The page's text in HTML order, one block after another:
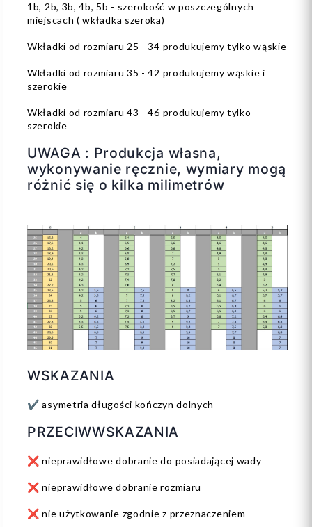
1b, 2b, 3b, 4b, 5b - szerokość w poszczególnych
miejscach ( wkładka szeroka)
Wkładki od rozmiaru 25 - 34 produkujemy tylko wąskie
Wkładki od rozmiaru 35 - 42 produkujemy wąskie i
szerokie
Wkładki od rozmiaru 43 - 46 produkujemy tylko
szerokie
UWAGA : Produkcja własna,
wykonywanie ręcznie, wymiary mogą
różnić się o kilka milimetrów
WSKAZANIA
✔️ asymetria długości kończyn dolnych
PRZECIWWSKAZANIA
❌ nieprawidłowe dobranie do posiadającej wady
❌ nieprawidłowe dobranie rozmiaru
❌ nie użytkowanie zgodnie z przeznaczeniem